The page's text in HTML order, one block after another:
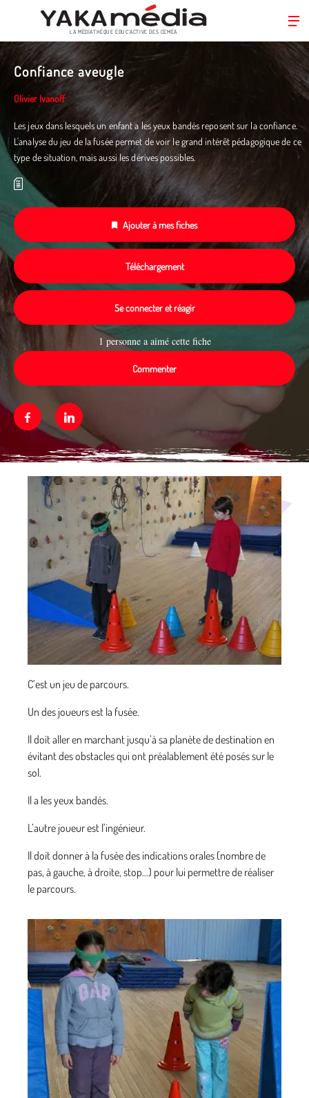
Aller
principal
LA MÉDIATHÈQUE ÉDUC’ACTIVE DES CEMÉA
Confiance aveugle
Olivier Ivanoff
Les jeux dans lesquels un enfant a les yeux bandés reposent sur la confiance.
L'analyse du jeu de la fusée permet de voir le grand intérêt pédagogique de ce
type de situation, mais aussi les dérives possibles.
Ajouter à mes fiches
Téléchargement
Se connecter et réagir
1 personne a aimé cette fiche
Commenter
FacebookLinkedin
Média secondaire
C’est un jeu de parcours.
Un des joueurs est la fusée.
Il doit aller en marchant jusqu’à sa planète de destination en
évitant des obstacles qui ont préalablement été posés sur le
sol.
Il a les yeux bandés.
L’autre joueur est l’ingénieur.
Il doit donner à la fusée des indications orales (nombre de
pas, à gauche, à droite, stop…) pour lui permettre de réaliser
le parcours.